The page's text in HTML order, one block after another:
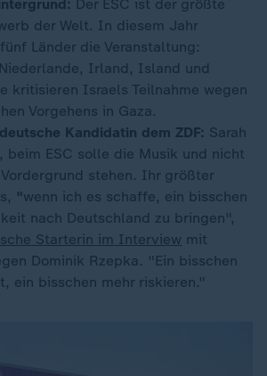
Der ESC ist der größte
der Welt. In diesem Jahr
Länder die Veranstaltung:
Irland, Island und
kritisieren Israels Teilnahme wegen
Vorgehens in Gaza.
Kandidatin dem ZDF: Sarah
beim ESC solle die Musik und nicht
stehen. Ihr größter
"wenn ich es schaffe, ein bisschen
nach Deutschland zu bringen",
Starterin im Interview mit
Dominik Rzepka. "Ein bisschen
ein bisschen mehr riskieren."